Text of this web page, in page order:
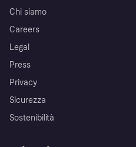
Chi siamo
Careers
Legal
Press
Privacy
Sicurezza
Sostenibilità